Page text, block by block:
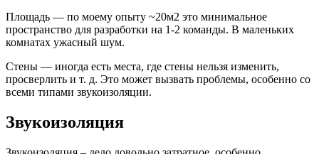
Площадь — по моему опыту ~20м2 это минимальное
пространство для разработки на 1-2 команды. В маленьких
комнатах ужасный шум.
Стены — иногда есть места, где стены нельзя изменить,
просверлить и т. д. Это может вызвать проблемы, особенно со
всеми типами звукоизоляции.
Звукоизоляция